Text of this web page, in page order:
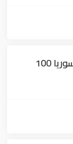
البنك الدولي يمنح سوريا 100